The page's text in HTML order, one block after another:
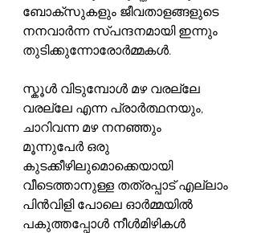
ബോക്സുകളും ജീവതാളങ്ങളുടെ
നനവാർന്ന സ്പന്ദനമായി ഇന്നും
തുടിക്കുന്നോരോർമ്മകൾ.
സ്കൂൾ വിടുമ്പോൾ മഴ വരല്ലേ
വരല്ലേ എന്ന പ്രാർത്ഥനയും,
ചാറിവന്ന മഴ നനഞ്ഞും
മൂന്നുപേർ ഒരു
കുടക്കീഴിലുമൊക്കെയായി
വീടെത്താനുള്ള തത്രപ്പാട് എല്ലാം
പിൻവിളി പോലെ ഓർമ്മയിൽ
പകുത്തപ്പോൾ നീൾമിഴികൾ